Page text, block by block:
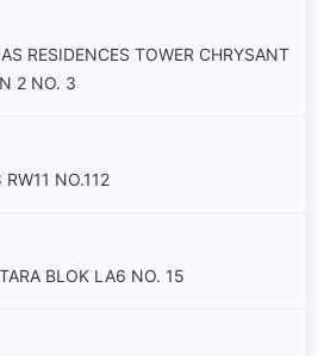
RESIDENCES TOWER CHRYSANT
2 NO. 3
NO.112
BLOK LA6 NO. 15